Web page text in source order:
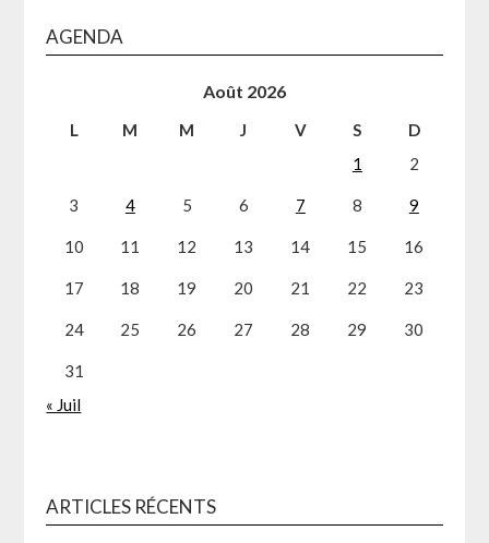
AGENDA
Août 2026
L M M J V S
D
1
2
3 4 5 6 7 8 9
10 11 12 13 14 15 16
17 18 19 20 21 22 23
24 25 26 27 28 29 30
31
« Juil
ARTICLES RÉCENTS